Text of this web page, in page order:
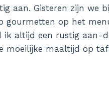
aan. Gisteren zijn we
gourmetten op het
ik altijd een rustig aan-
moeilijke maaltijd op